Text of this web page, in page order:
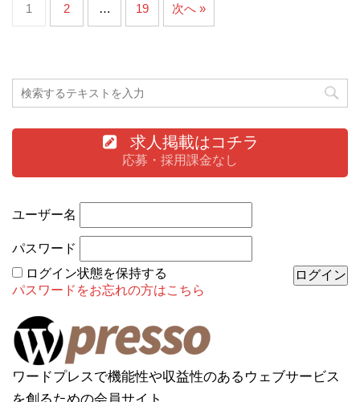
1 2 … 19 次へ »
求人掲載はコチラ
応募・採用課金なし
ユーザー名
パスワード
ログイン状態を保持する
パスワードをお忘れの方はこちら
ワードプレスで機能性や収益性のあるウェブサービス